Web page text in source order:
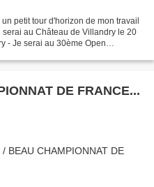
petit tour d'horizon de mon travail
au Château de Villandry le 20
- Je serai au 30ème Open
DE FRANCE...